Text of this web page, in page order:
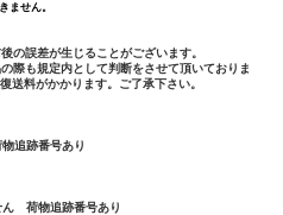
ません。
の誤差が生じることがございます。
際も規定内として判断をさせて頂いておりま
送料がかかります。ご了承下さい。
追跡番号あり
荷物追跡番号あり